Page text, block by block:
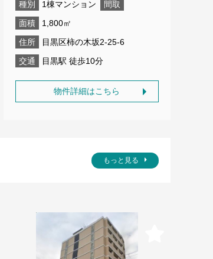
種別 1棟マンション
間取
面積
1,800㎡
住所
目黒区柿の木坂2-25-6
交通
目黒駅 徒歩10分
物件詳細はこちら
もっと見る